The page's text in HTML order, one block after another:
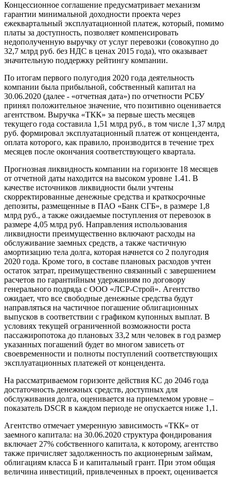
Концессионное соглашение предусматривает механизм
гарантии минимальной доходности проекта через
ежеквартальный эксплуатационной платеж, который, помимо
платы за доступность, позволяет компенсировать
недополученную выручку от услуг перевозки (совокупно до
32,7 млрд руб. без НДС в ценах 2015 года), что оказывает
значительную поддержку рейтингу компании.
По итогам первого полугодия 2020 года деятельность
компании была прибыльной, собственный капитал на
30.06.2020 (далее - «отчетная дата») по отчетности РСБУ
принял положительное значение, что позитивно оценивается
агентством. Выручка «ТКК» за первые шесть месяцев
текущего года составила 1,51 млрд руб., в том числе 1,37 млрд
руб. формировал эксплуатационный платеж от концендента,
оплата которого, как правило, производится в течение трех
месяцев после окончания соответствующего квартала.
Прогнозная ликвидность компании на горизонте 18 месяцев
от отчетной даты находится на высоком уровне 1.41. В
качестве источников ликвидности были учтены
скорректированные денежные средства и краткосрочные
депозиты, размещенные в ПАО «Банк СГБ», в размере 1,8
млрд руб., а также ожидаемые поступления от перевозок в
размере 4,05 млрд руб. Направления использования
ликвидности преимущественно включают расходы на
обслуживание заемных средств, а также частичную
амортизацию тела долга, которая начнется со 2 полугодия
2020 года. Кроме того, в составе плановых расходов учтен
остаток затрат, преимущественно связанный с завершением
расчетов по гарантийным удержаниям по договору
генерального подряда с ООО «ЛСР-Строй». Агентство
ожидает, что все свободные денежные средства будут
направляться на частичное погашение облигационных
выпусков в соответствии с графиком купонных выплат. В
условиях текущей ограниченной возможности роста
пассажиропотока до плановых 33,2 млн человек в год размер
указанных погашений будет во многом зависеть от
своевременности и полноты поступлений соответствующих
эксплуатационных платежей от концендента.
На рассматриваемом горизонте действия КС до 2046 года
достаточность денежных средств, доступных для
обслуживания долга, оценивается на приемлемом уровне –
показатель DSCR в каждом периоде не опускается ниже 1,1.
Агентство отмечает умеренную зависимость «ТКК» от
заемного капитала: на 30.06.2020 структура фондирования
включает 27% собственного капитала, к которому, агентство
также причисляет задолженность по акционерным займам,
облигациям класса Б и капитальный грант. При этом общая
величина инвестиций, привлеченных в проект, оценивается